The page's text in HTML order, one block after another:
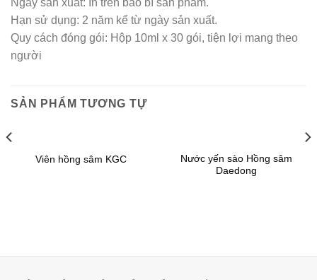
Ngày sản xuất: In trên bao bì sản phẩm.
Hạn sử dụng: 2 năm kể từ ngày sản xuất.
Quy cách đóng gói: Hộp 10ml x 30 gói, tiện lợi mang theo
người
SẢN PHẨM TƯƠNG TỰ
Viên hồng sâm KGC
Nước yến sào Hồng sâm
Daedong